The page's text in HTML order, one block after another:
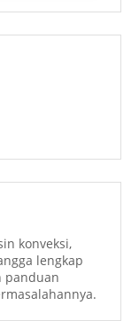
konveksi,
lengkap
panduan